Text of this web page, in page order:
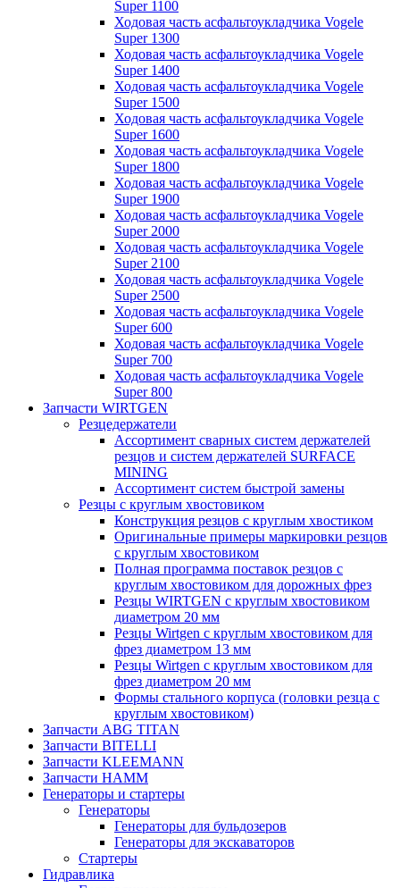
Super 1100
Ходовая часть асфальтоукладчика Vogele
Super 1300
Ходовая часть асфальтоукладчика Vogele
Super 1400
Ходовая часть асфальтоукладчика Vogele
Super 1500
Ходовая часть асфальтоукладчика Vogele
Super 1600
Ходовая часть асфальтоукладчика Vogele
Super 1800
Ходовая часть асфальтоукладчика Vogele
Super 1900
Ходовая часть асфальтоукладчика Vogele
Super 2000
Ходовая часть асфальтоукладчика Vogele
Super 2100
Ходовая часть асфальтоукладчика Vogele
Super 2500
Ходовая часть асфальтоукладчика Vogele
Super 600
Ходовая часть асфальтоукладчика Vogele
Super 700
Ходовая часть асфальтоукладчика Vogele
Super 800
Запчасти WIRTGEN
Резцедержатели
Ассортимент сварных систем держателей
резцов и систем держателей SURFACE
MINING
Ассортимент систем быстрой замены
Резцы с круглым хвостовиком
Конструкция резцов с круглым хвостиком
Оригинальные примеры маркировки резцов
с круглым хвостовиком
Полная программа поставок резцов с
круглым хвостовиком для дорожных фрез
Резцы WIRTGEN с круглым хвостовиком
диаметром 20 мм
Резцы Wirtgen с круглым хвостовиком для
фрез диаметром 13 мм
Резцы Wirtgen с круглым хвостовиком для
фрез диаметром 20 мм
Формы стального корпуса (головки резца с
круглым хвостовиком)
Запчасти ABG TITAN
Запчасти BITELLI
Запчасти KLEEMANN
Запчасти HAMM
Генераторы и стартеры
Генераторы
Генераторы для бульдозеров
Генераторы для экскаваторов
Стартеры
Гидравлика